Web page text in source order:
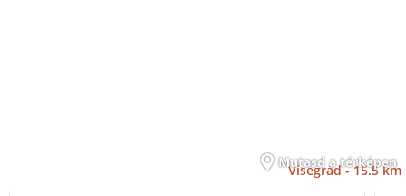
Mutasd a térképen
Visegrád -15.5 km